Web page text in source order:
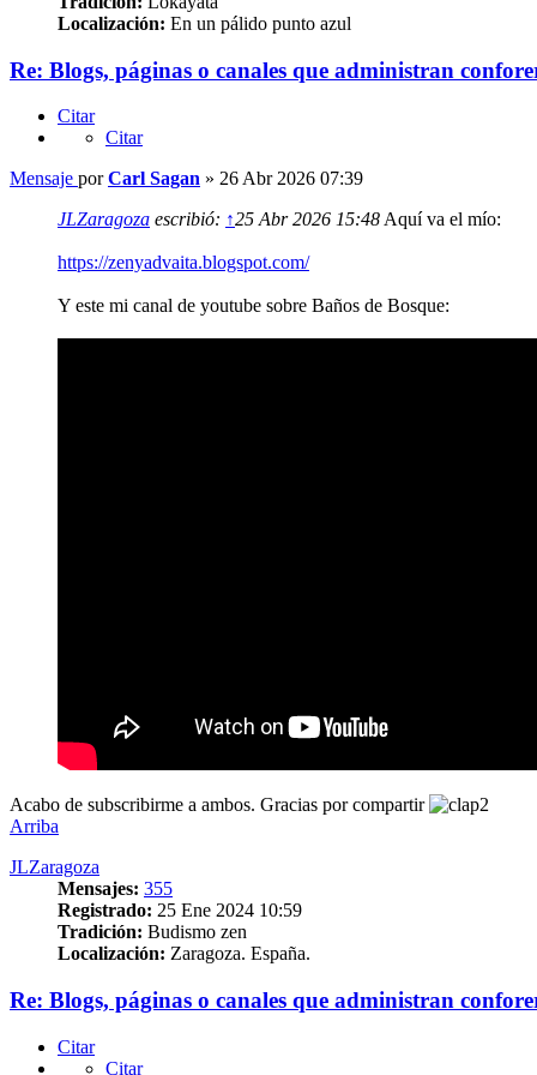
Localización: En un pálido punto azul
Re: Blogs, páginas o canales que administran
Citar
Citar
Mensaje porCarl Sagan » 26 Abr 2026 07:39
JLZaragoza escribió: ↑25 Abr 2026 15:48 Aquí va el mío:
https://zenyadvaita.blogspot.com/
Y este mi canal de youtube sobre Baños de Bosque:
Acabo de subscribirme a ambos. Gracias por compartir
Arriba
JLZaragoza
Mensajes: 355
Registrado: 25 Ene 2024 10:59
Tradición: Budismo zen
Localización: Zaragoza. España.
Re: Blogs, páginas o canales que administran
Citar
Citar